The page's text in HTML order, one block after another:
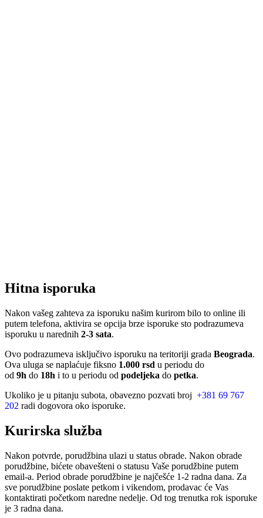
Hitna isporuka
Nakon vašeg zahteva za isporuku našim kurirom bilo to online ili
putem telefona, aktivira se opcija brze isporuke sto podrazumeva
isporuku u narednih 2-3 sata.
Ovo podrazumeva isključivo isporuku na teritoriji grada Beograda.
Ova uluga se naplaćuje fiksno 1.000 rsd u periodu do
od 9h do 18h i to u periodu od podeljeka do petka.
Ukoliko je u pitanju subota, obavezno pozvati broj +381 69 767
202 radi dogovora oko isporuke.
Kurirska služba
Nakon potvrde, porudžbina ulazi u status obrade. Nakon obrade
porudžbine, bićete obavešteni o statusu Vaše porudžbine putem
email-a. Period obrade porudžbine je najčešće 1-2 radna dana. Za
sve porudžbine poslate petkom i vikendom, prodavac će Vas
kontaktirati početkom naredne nedelje. Od tog trenutka rok isporuke
je 3 radna dana.